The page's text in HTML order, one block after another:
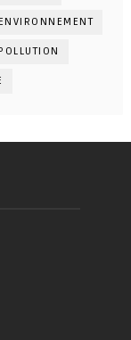
ENVIRONNEMENT